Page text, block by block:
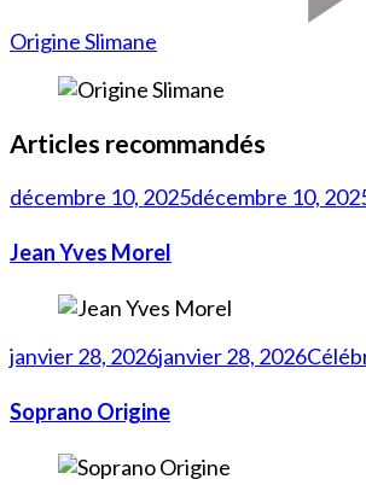
Origine Slimane
Articles recommandés
décembre 10, 2025décembre 10,
Jean Yves Morel
janvier 28, 2026janvier 28, 2026
Soprano Origine